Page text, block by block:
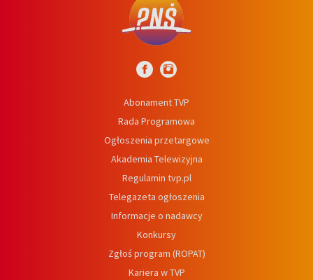
Abonament TVP
Rada Programowa
Ogłoszenia przetargowe
Akademia Telewizyjna
Regulamin tvp.pl
Telegazeta ogłoszenia
Informacje o nadawcy
Konkursy
Zgłoś program (ROPAT)
Kariera w TVP